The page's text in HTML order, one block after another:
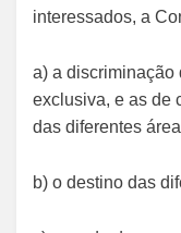
interessados, a
a) a discriminação
exclusiva, e as de
das diferentes
b) o destino das